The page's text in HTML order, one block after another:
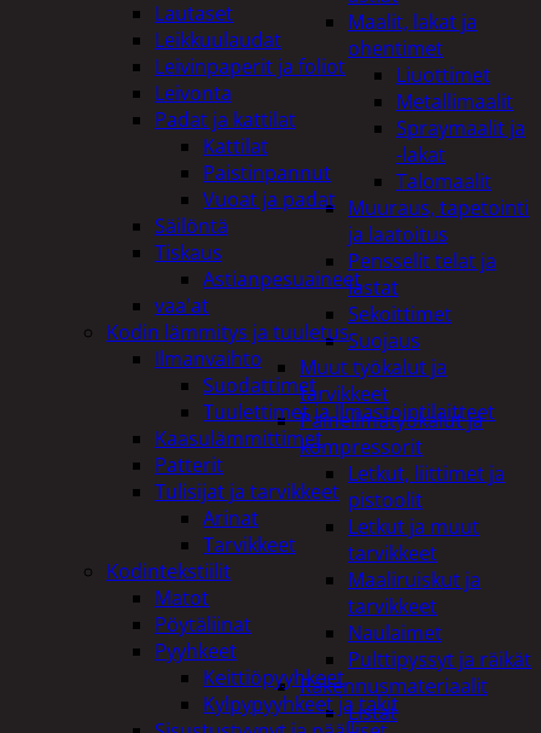
Maalit, lakat ja
ohentimet
Liuottimet
Metallimaalit
Spraymaalit ja
-lakat
Talomaalit
Muuraus, tapetointi
ja laatoitus
Pensselit telat ja
lastat
Sekoittimet
Suojaus
Muut työkalut ja
tarvikkeet
Paineilmatyökalut ja
kompressorit
Letkut, liittimet ja
pistoolit
Letkut ja muut
tarvikkeet
Maaliruiskut ja
tarvikkeet
Naulaimet
Pulttipyssyt ja räikät
Rakennusmateriaalit
Listat
Lautaset
Leikkuulaudat
Leivinpaperit ja foliot
Leivonta
Padat ja kattilat
Kattilat
Paistinpannut
Vuoat ja padat
Säilöntä
Tiskaus
Astianpesuaineet
vaa'at
Kodin lämmitys ja tuuletus
Ilmanvaihto
Suodattimet
Tuulettimet ja Ilmastointilaitteet
Kaasulämmittimet
Patterit
Tulisijat ja tarvikkeet
Arinat
Tarvikkeet
Kodintekstiilit
Matot
Pöytäliinat
Pyyhkeet
Keittiöpyyhkeet
Kylpypyyhkeet ja takit